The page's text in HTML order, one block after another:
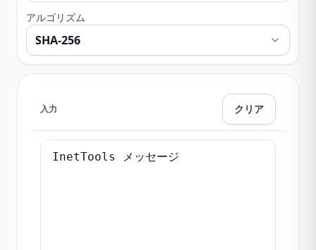
アルゴリズム
入力 クリア